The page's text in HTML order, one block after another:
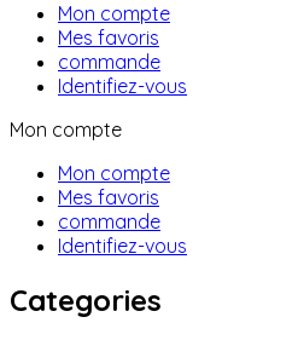
Mon compte
Mes favoris
commande
Identifiez-vous
Mon compte
Mon compte
Mes favoris
commande
Identifiez-vous
Categories